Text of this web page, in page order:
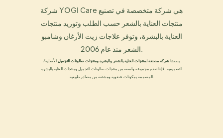
شركة YOGI Care هي شركة متخصصة في تصنيع
منتجات العناية بالشعر حسب الطلب وتوريد منتجات
العناية بالبشرة، وتوفر علاجات زيت الأرغان وشامبو
بصفتناشركة مصنعة لمنتجات العناية بالشعر والبشرة ومنتجات صالونات التجميل الأصلية/
التصميمية، فإننا نقدم مجموعة واسعة من منتجات صالونات التجميل ومنتجات العناية بالبشرة
المصممة بمكونات عضوية ومشتقة من مصادر طبيعية.